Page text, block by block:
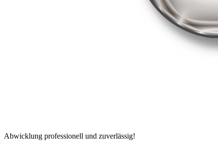
Abwicklung professionell und zuverlässig!